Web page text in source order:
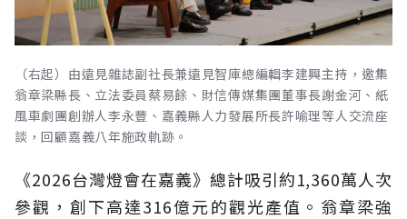
（右起）由遠見雜誌副社長兼遠見智庫總編輯李建興主持，邀集
翁章梁縣長、立法委員蔡易餘、財信傳媒集團董事長謝金河、紙
風車劇團創辦人李永豐、嘉義縣人力發展所長許喻理等人交流座
談，回顧嘉義八年施政軌跡。
《2026台灣燈會在嘉義》總計吸引約1,360萬人次
參觀，創下高達316億元的觀光產值。翁章梁強